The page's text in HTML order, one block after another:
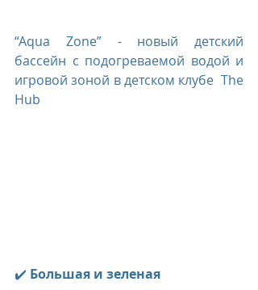
“Aqua Zone” - новый детский
бассейн с подогреваемой водой и
игровой зоной в детском клубе  The
Hub
✔️ Большая и зеленая